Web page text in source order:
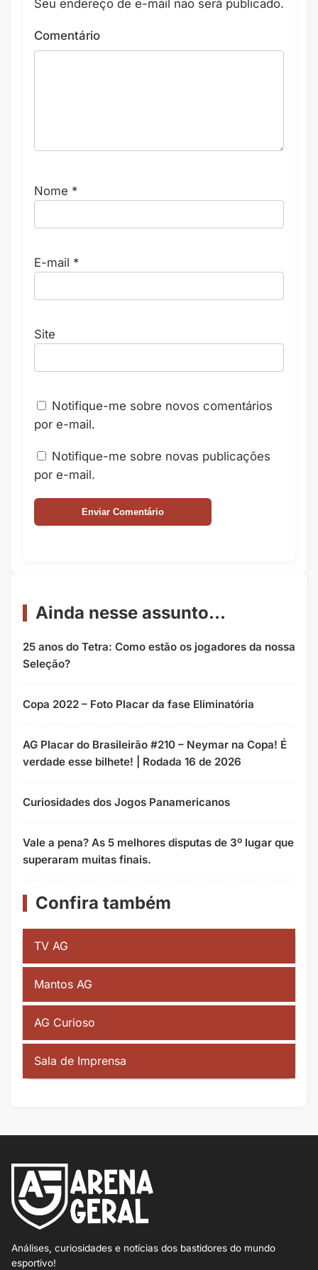
Seu endereço de e-mail não será publicado.
Comentário
Nome *
E-mail *
Site
Notifique-me sobre novos comentários
por e-mail.
Notifique-me sobre novas publicações
por e-mail.
Ainda nesse assunto...
25 anos do Tetra: Como estão os jogadores da nossa
Seleção?
Copa 2022 – Foto Placar da fase Eliminatória
AG Placar do Brasileirão #210 – Neymar na Copa! É
verdade esse bilhete! | Rodada 16 de 2026
Curiosidades dos Jogos Panamericanos
Vale a pena? As 5 melhores disputas de 3º lugar que
superaram muitas finais.
Confira também
TV AG
Mantos AG
AG Curioso
Sala de Imprensa
Análises, curiosidades e notícias dos bastidores do mundo
esportivo!